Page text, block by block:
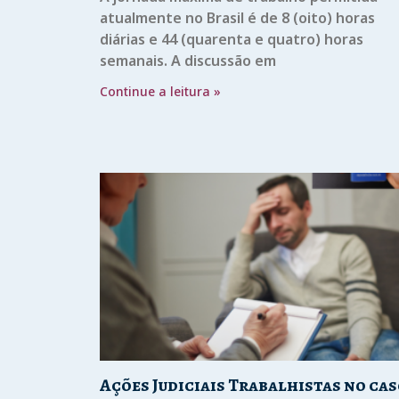
atualmente no Brasil é de 8 (oito) horas
diárias e 44 (quarenta e quatro) horas
semanais. A discussão em
Continue a leitura »
Ações Judiciais Trabalhistas no